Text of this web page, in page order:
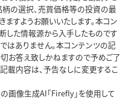
柄の選択、売買価格等の投資の最
すようお願いいたします。本コン
した情報源から入手したものです
はありません。本コンテンツの記
お答え致しかねますので予めご了
載内容は、予告なしに変更するこ
画像生成AI「Firefly」を使用して